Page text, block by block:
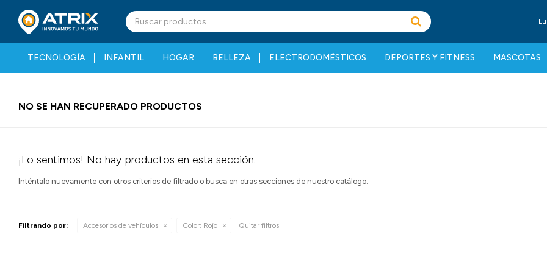
TECNOLOGÍA INFANTIL HOGAR BELLEZA ELECTRODOMÉSTICOS DEPORTES Y FITNESS MASCOTAS
NO SE HAN RECUPERADO PRODUCTOS
¡Lo sentimos! No hay productos en esta sección.
Inténtalo nuevamente con otros criterios de filtrado o busca en otras secciones de nuestro catálogo.
Filtrando por: Accesorios de vehículos Color: Rojo Quitar filtros